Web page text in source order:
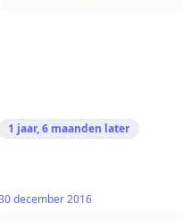
1 jaar, 6 maanden later
december 2016